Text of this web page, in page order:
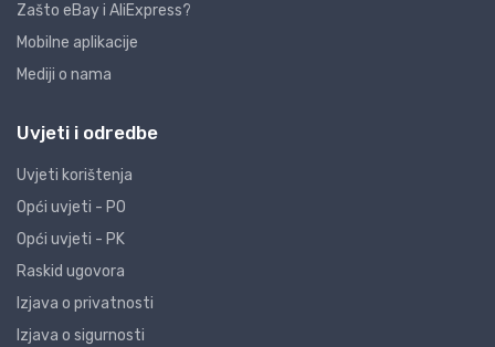
Zašto eBay i AliExpress?
Mobilne aplikacije
Mediji o nama
Uvjeti i odredbe
Uvjeti korištenja
Opći uvjeti - PO
Opći uvjeti - PK
Raskid ugovora
Izjava o privatnosti
Izjava o sigurnosti